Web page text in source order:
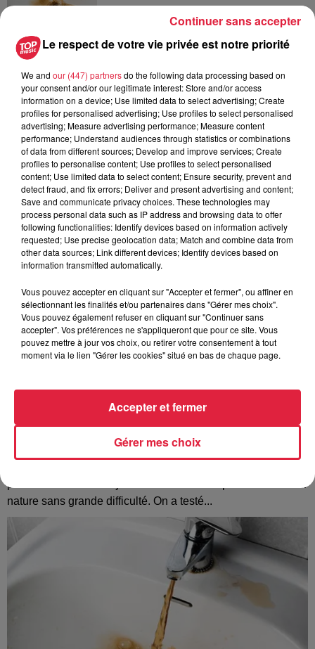
6 août 2026
Catherine Trautmann réagit
À découvrir également
Les sentiers poussettes de la Vallée de Villé
poussette ou avec de jeunes enfants. Idéal pour découvrir la
nature sans grande difficulté. On a testé...
Le respect de votre vie privée est notre priorité
We and our (447) partnersdo the following data processing based on
your consent and/or our legitimate interest: Store and/or access
information on a device; Use limited data to select advertising; Create
profiles for personalised advertising; Use profiles to select personalised
advertising; Measure advertising performance; Measure content
performance; Understand audiences through statistics or combinations
of data from different sources; Develop and improve services; Create
profiles to personalise content; Use profiles to select personalised
content; Use limited data to select content; Ensure security, prevent and
detect fraud, and fix errors; Deliver and present advertising and content;
Save and communicate privacy choices. These technologies may
process personal data such as IP address and browsing data to offer
following functionalities: Identify devices based on information actively
requested; Use precise geolocation data; Match and combine data from
other data sources; Link different devices; Identify devices based on
information transmitted automatically.
Vous pouvez accepter en cliquant sur "Accepter et fermer", ou affiner en
sélectionnant les finalités et/ou partenaires dans "Gérer mes choix".
Vous pouvez également refuser en cliquant sur "Continuer sans
accepter". Vos préférences ne s'appliqueront que pour ce site. Vous
pouvez mettre à jour vos choix, ou retirer votre consentement à tout
moment via le lien "Gérer les cookies" situé en bas de chaque page.
Gérer mes choix
Accepter et fermer
Continuer sans accepter